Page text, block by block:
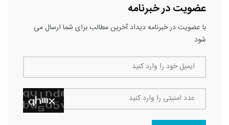
عضویت در خبرنامه
با عضویت در خبرنامه دیداد آخرین مطالب برای شما ارسال می
شود
ایمیل خود را وارد کنید
عدد امنیتی را وارد کنید